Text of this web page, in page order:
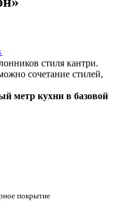
стиля кантри.
сочетание стилей,
метр кухни в базовой
покрытие